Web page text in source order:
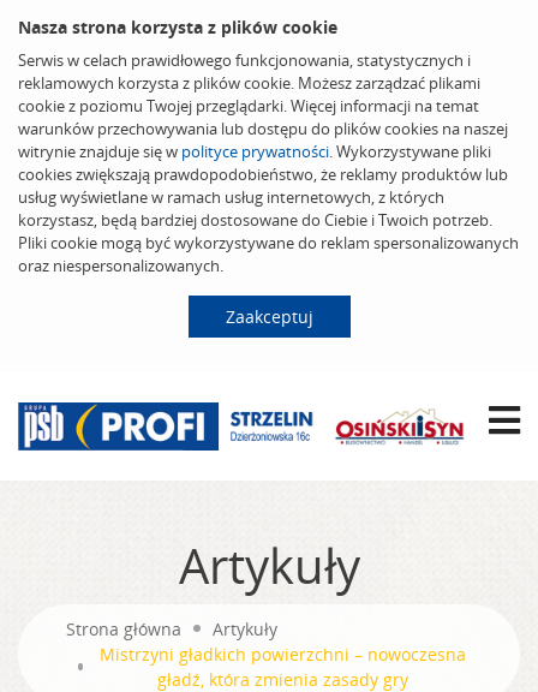
Nasza strona korzysta z plików cookie
Serwis w celach prawidłowego funkcjonowania, statystycznych i
reklamowych korzysta z plików cookie. Możesz zarządzać plikami
cookie z poziomu Twojej przeglądarki. Więcej informacji na temat
warunków przechowywania lub dostępu do plików cookies na naszej
witrynie znajduje się w polityce prywatności. Wykorzystywane pliki
cookies zwiększają prawdopodobieństwo, że reklamy produktów lub
usług wyświetlane w ramach usług internetowych, z których
korzystasz, będą bardziej dostosowane do Ciebie i Twoich potrzeb.
Pliki cookie mogą być wykorzystywane do reklam spersonalizowanych
oraz niespersonalizowanych.
Zaakceptuj
Artykuły
Strona główna
Artykuły
Mistrzyni gładkich powierzchni – nowoczesna
gładź, która zmienia zasady gry